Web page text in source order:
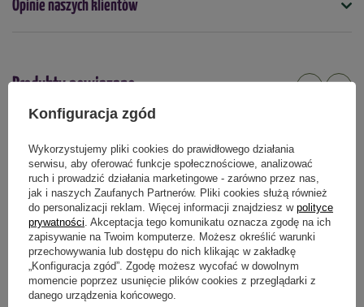
Do zwalczania gryzoni w miejscach takich jak piwnice, garaże,
- myszy domowych (Mus musculus):w ilości od 20 do 25 g oz. 2
do 3 przynęt rozmieszczonych w pobliżu gniazda lub wzdłuż
ścieżek, na których się poruszają.
dla szczurów śniadych (Rattus rattus) i szczurów wędrownych
(Rattus norvegicus):to od 100 do 150 g na 10 m, w przypadku
silnego ataku na 5 m.
Podmiot odpowiedzialny za ten produkt na terenie UE
Opinie naszych klientów
Produkty powiązane
Konfiguracja zgód
Wykorzystujemy pliki cookies do prawidłowego działania
serwisu, aby oferować funkcje społecznościowe, analizować
ruch i prowadzić działania marketingowe - zarówno przez nas,
jak i naszych Zaufanych Partnerów. Pliki cookies służą również
do personalizacji reklam. Więcej informacji znajdziesz w polityce
prywatności . Akceptacja tego komunikatu oznacza zgodę na ich
zapisywanie na Twoim komputerze. Możesz określić warunki
przechowywania lub dostępu do nich klikając w zakładkę
„Konfiguracja zgód”. Zgodę możesz wycofać w dowolnym
momencie poprzez usunięcie plików cookies z przeglądarki z
danego urządzenia końcowego.